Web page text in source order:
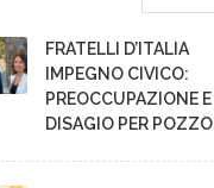
FRATELLI D’ITALIA
IMPEGNO CIVICO:
PREOCCUPAZIONE E
DISAGIO PER POZZO